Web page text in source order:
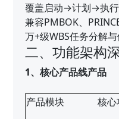
覆盖启动→计划→执
兼容PMBOK、
万+级WBS任务分解与
二、功能架构
1、核心产品线产品
产品模块 核